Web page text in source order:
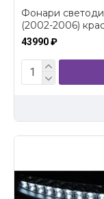
Фонари
(2002-2006)
43990 ₽